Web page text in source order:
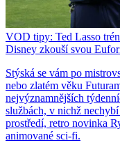
VOD tipy: Ted Lasso
Disney zkouší svou
Stýská se vám po
nebo zlatém věku
nejvýznamnějších
službách, v nichž
prostředí, retro novinka
animované sci-fi.